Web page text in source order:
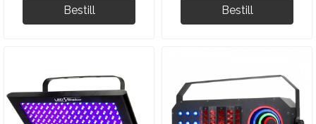
Bestill Bestill